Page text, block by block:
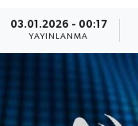
03.01.2026 - 00:17
YAYINLANMA
Hakkımda
Haber Arşivi